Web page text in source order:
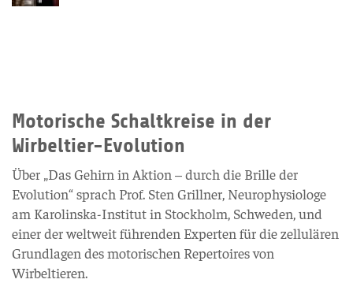
Motorische Schaltkreise in der
Wirbeltier-Evolution
Über „Das Gehirn in Aktion – durch die Brille der
Evolution“ sprach Prof. Sten Grillner, Neurophysiologe
am Karolinska-Institut in Stockholm, Schweden, und
einer der weltweit führenden Experten für die zellulären
Grundlagen des motorischen Repertoires von
Wirbeltieren.